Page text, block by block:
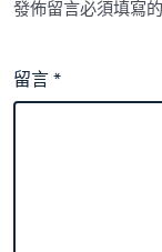
發佈留言必須填寫
留言*